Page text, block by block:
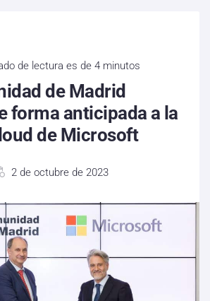
de lectura es de 4 minutos
de Madrid
forma anticipada a la
de Microsoft
2 de octubre de 2023